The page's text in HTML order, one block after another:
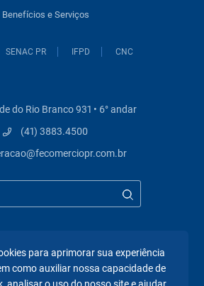
Benefícios e Serviços
SENAC PR IFPD CNC
do Rio Branco 931 • 6° andar
(41) 3883.4500
mais visitadas
para aprimorar sua experiência
como auxiliar nossa capacidade de